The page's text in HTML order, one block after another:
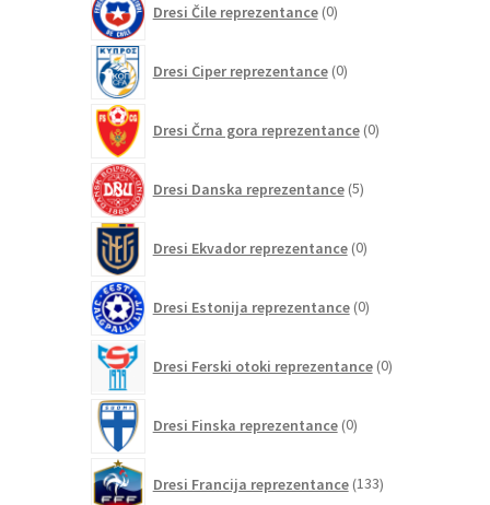
Dresi Čile reprezentance 0izdelkov
Dresi Ciper reprezentance 0izdelkov
Dresi Črna gora reprezentance 0izdelkov
Dresi Danska reprezentance 5izdelkov
Dresi Ekvador reprezentance 0izdelkov
Dresi Estonija reprezentance 0izdelkov
Dresi Ferski otoki reprezentance 0izdelkov
Dresi Finska reprezentance 0izdelkov
Dresi Francija reprezentance 133izdelkov